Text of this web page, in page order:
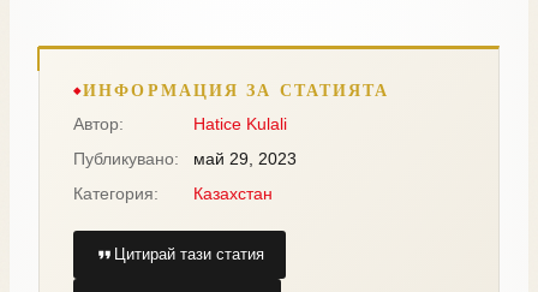
ИНФОРМАЦИЯ ЗА СТАТИЯТА
Автор:
Hatice Kulali
Публикувано:
май 29, 2023
Категория:
Казахстан
Цитирай тази статия